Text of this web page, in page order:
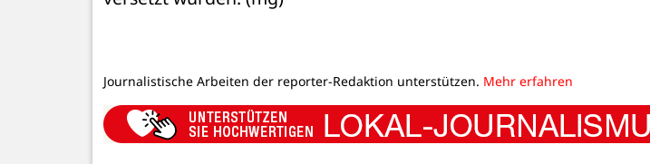
Journalistische Arbeiten der reporter-Redaktion unterstützen. Mehr erfahren